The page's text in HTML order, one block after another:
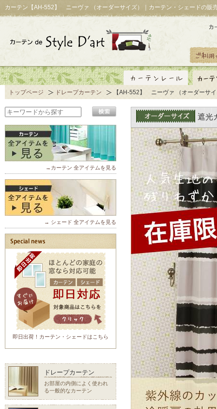
カーテン【AH-552】 ニーヴァ （オーダーサイズ）｜カーテン・シェードの販
トップページ ドレープカーテン 【AH-552】 ニーヴァ （オーダーサ
遮光
→カーテン 全アイテムを見る
→ シェード 全アイテムを見る
即日出荷！カーテン・シェードはこちら
ドレープカーテン
お部屋の内側によく使われ
る一般的なカーテン